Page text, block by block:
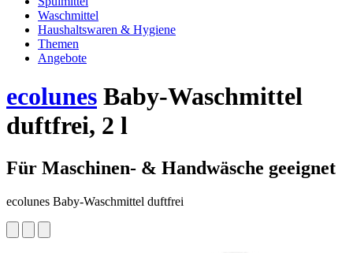
Waschmittel
Haushaltswaren & Hygiene
Themen
Angebote
ecolunes Baby-Waschmittel
duftfrei, 2 l
Für Maschinen- & Handwäsche geeignet
ecolunes Baby-Waschmittel duftfrei